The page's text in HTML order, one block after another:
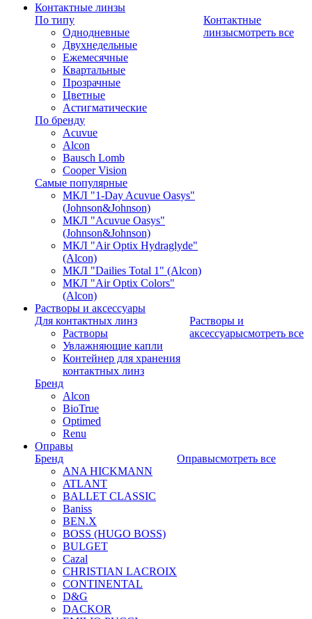
Контактные линзы
По типу
Однодневные
Двухнедельные
Ежемесячные
Квартальные
Прозрачные
Цветные
Астигматические
По бренду
Acuvue
Alcon
Bausch Lomb
Cooper Vision
Самые популярные
МКЛ "1-Day Acuvue Oasys"
(Johnson&Johnson)
МКЛ "Acuvue Oasys"
(Johnson&Johnson)
МКЛ "Air Optix Hydraglyde"
(Alcon)
МКЛ "Dailies Total 1" (Alcon)
МКЛ "Air Optix Colors"
(Alcon)
Контактные
линзысмотреть все
Растворы и аксессуары
Для контактных линз
Растворы
Увлажняющие капли
Контейнер для хранения
контактных линз
Бренд
Alcon
BioTrue
Optimed
Renu
Растворы и
аксессуарысмотреть все
Оправы
Бренд
ANA HICKMANN
ATLANT
BALLET CLASSIC
Baniss
BEN.X
BOSS (HUGO BOSS)
BULGET
Cazal
CHRISTIAN LACROIX
CONTINENTAL
D&G
DACKOR
Оправысмотреть все